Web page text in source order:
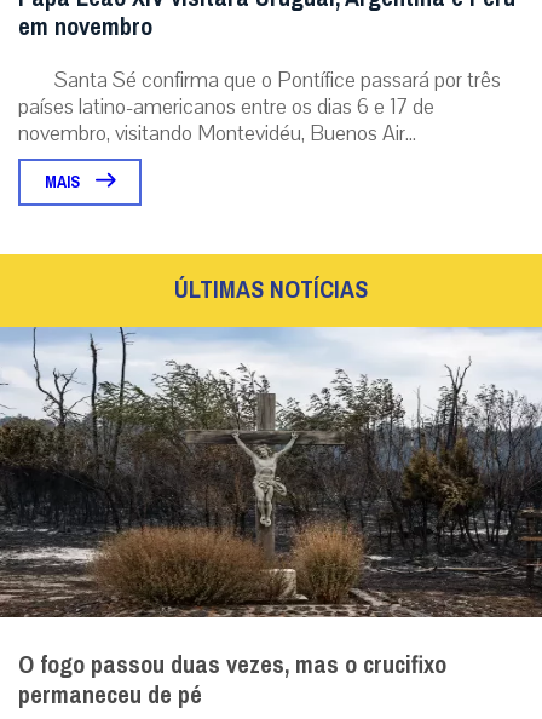
em novembro
Santa Sé confirma que o Pontífice passará por três
países latino-americanos entre os dias 6 e 17 de
novembro, visitando Montevidéu, Buenos Air...
MAIS
ÚLTIMAS NOTÍCIAS
O fogo passou duas vezes, mas o crucifixo
permaneceu de pé